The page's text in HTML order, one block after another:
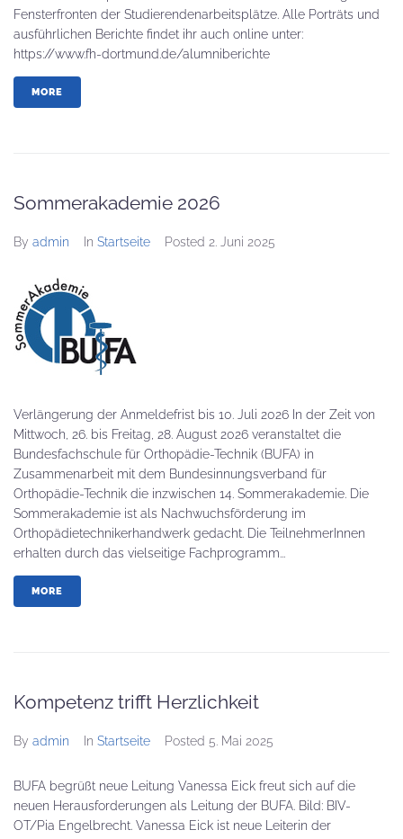
Fensterfronten der Studierendenarbeitsplätze. Alle Porträts und
ausführlichen Berichte findet ihr auch online unter:
https://www.fh-dortmund.de/alumniberichte
MORE
Sommerakademie 2026
By admin In Startseite Posted 2. Juni 2025
Verlängerung der Anmeldefrist bis 10. Juli 2026 In der Zeit von
Mittwoch, 26. bis Freitag, 28. August 2026 veranstaltet die
Bundesfachschule für Orthopädie-Technik (BUFA) in
Zusammenarbeit mit dem Bundesinnungsverband für
Orthopädie-Technik die inzwischen 14. Sommerakademie. Die
Sommerakademie ist als Nachwuchsförderung im
Orthopädietechnikerhandwerk gedacht. Die TeilnehmerInnen
erhalten durch das vielseitige Fachprogramm...
MORE
Kompetenz trifft Herzlichkeit
By admin In Startseite Posted 5. Mai 2025
BUFA begrüßt neue Leitung Vanessa Eick freut sich auf die
neuen Herausforderungen als Leitung der BUFA. Bild: BIV-
OT/Pia Engelbrecht. Vanessa Eick ist neue Leiterin der